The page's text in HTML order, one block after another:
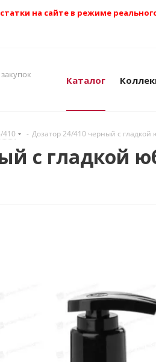
на сайте в режиме
Каталог
410 - Дозатор 24/410 черный с
с гладкой